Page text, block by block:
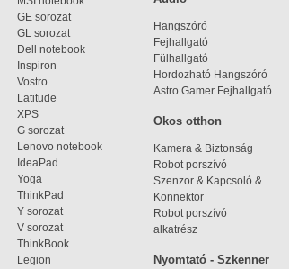
GE sorozat
GL sorozat
Dell notebook
Inspiron
Vostro
Latitude
XPS
G sorozat
Lenovo notebook
IdeaPad
Yoga
ThinkPad
Y sorozat
V sorozat
ThinkBook
Legion
Hangszóró
Fejhallgató
Fülhallgató
Hordozható Hangszóró
Astro Gamer Fejhallgató
Okos otthon
Kamera & Biztonság
Robot porszívó
Szenzor & Kapcsoló &
Konnektor
Robot porszívó
alkatrész
Nyomtató - Szkenner